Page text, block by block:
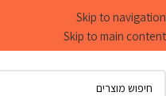
Skip to navigation
Skip to main content